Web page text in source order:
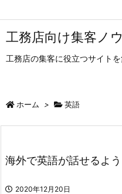
工務店向け集客ノ
工務店の集客に役立つサイトを
ホーム > 英語
海外で英語が話せるよ
2020年12月20日